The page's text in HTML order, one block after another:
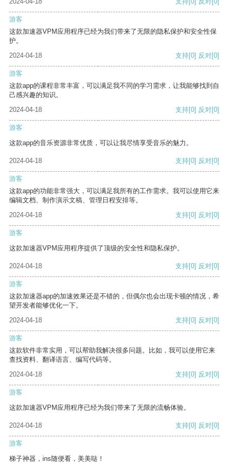
游客
这款加速器VPM应用程序已经为我们带来了无限的隐私保护和安全性保
护。
2024-04-18
支持[0] 反对[0]
游客
这款app的课程非常丰富，可以满足我不同的学习需求，让我能够找到自
己感兴趣的知识。
2024-04-18
支持[0] 反对[0]
游客
这款app的音乐资源非常优质，可以让我尽情享受音乐的魅力。
2024-04-18 支持[0] 反对[0]
游客
这款app的功能非常强大，可以满足我所有的工作需求。我可以使用它来
编辑文档、制作演示文稿、管理日程安排等。
2024-04-18
支持[0] 反对[0]
游客
这款加速器VPM应用程序提供了顶级的安全性和隐私保护。
2024-04-18 支持[0] 反对[0]
游客
这款加速器app的加速效果还是不错的，但偶尔也会出现卡顿的情况，希
望开发者能够优化一下。
2024-04-18
支持[0] 反对[0]
游客
这款软件非常实用，可以帮助我解决很多问题。比如，我可以使用它来
查找资料、翻译语言、编写代码等。
2024-04-18
支持[0] 反对[0]
游客
这款加速器VPM应用程序已经为我们带来了无限的流畅体验。
2024-04-18 支持[0] 反对[0]
游客
梯子神器，ins随便看，美美哒！